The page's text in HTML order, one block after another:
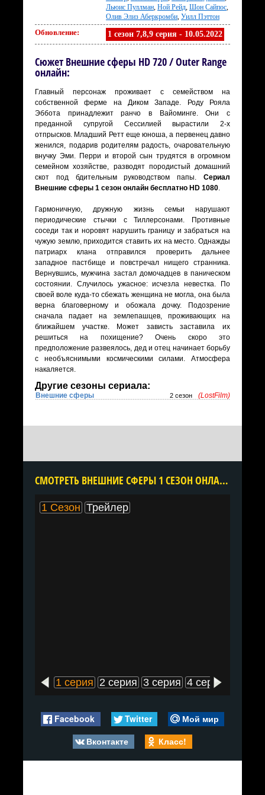
Льюис Пуллман, Ной Рейд, Шон Сайпос,
Олив Элиз Аберкромби, Уилл Пэттон
Обновление: 1 сезон 7,8,9 серия - 10.05.2022
Сюжет Внешние сферы HD 720 / Outer Range
онлайн:
Главный персонаж проживает с семейством на
собственной ферме на Диком Западе. Роду Рояла
Эббота принадлежит ранчо в Вайоминге. Они с
преданной супругой Сессилией вырастили 2-х
отпрысков. Младший Ретт еще юноша, а первенец давно
женился, подарив родителям радость, очаровательную
внучку Эми. Перри и второй сын трудятся в огромном
семейном хозяйстве, разводят породистый домашний
скот под бдительным руководством папы. Сериал
Внешние сферы 1 сезон онлайн бесплатно HD 1080.
Гармоничную, дружную жизнь семьи нарушают
периодические стычки с Тиллерсонами. Противные
соседи так и норовят нарушить границу и забраться на
чужую землю, приходится ставить их на место. Однажды
патриарх клана отправился проверить дальнее
западное пастбище и повстречал нищего странника.
Вернувшись, мужчина застал домочадцев в паническом
состоянии. Случилось ужасное: исчезла невестка. По
своей воле куда-то сбежать женщина не могла, она была
верна благоверному и обожала дочку. Подозрение
сначала падает на землепашцев, проживающих на
ближайшем участке. Может зависть заставила их
решиться на похищение? Очень скоро это
предположение развеялось, дед и отец начинает борьбу
с необъяснимыми космическими силами. Атмосфера
накаляется.
Другие сезоны сериала:
Внешние сферы 2 сезон (LostFilm)
CМОТРЕТЬ ВНЕШНИЕ СФЕРЫ 1 СЕЗОН ОНЛАЙН В ХОРОШЕМ КАЧЕСТВЕ ВСЕ СЕРИИ ПОДРЯД БЕСПЛАТНО
1 Сезон Трейлер
1 серия 2 серия 3 серия 4 серия
Facebook Twitter
Мой мир
Вконтакте
Класс!